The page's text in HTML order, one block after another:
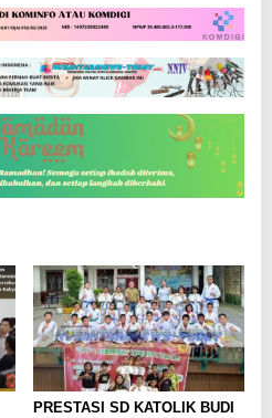
PRESTASI SD KATOLIK BUDI